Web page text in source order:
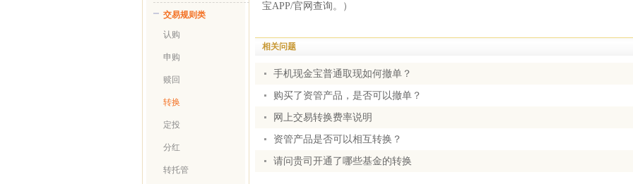
交易规则类
认购
申购
赎回
转换
定投
分红
转托管
宝APP/官网查询。）
相关问题
手机现金宝普通取现如何撤单？
购买了资管产品，是否可以撤单？
网上交易转换费率说明
资管产品是否可以相互转换？
请问贵司开通了哪些基金的转换